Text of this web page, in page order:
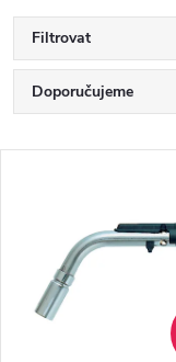
Filtrovat
Ř
a
n
Doporučujeme
Nejprodávanější
Abecedně